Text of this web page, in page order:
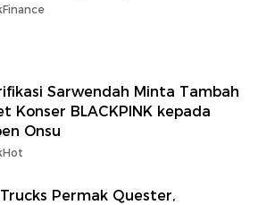
Sarwendah Minta Tambah
Konser BLACKPINK kepada
Onsu
Permak Quester,